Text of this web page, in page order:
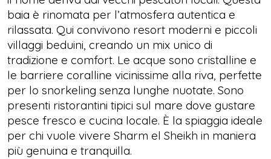
baia è rinomata per l’atmosfera autentica e
rilassata. Qui convivono resort moderni e piccoli
villaggi beduini, creando un mix unico di
tradizione e comfort. Le acque sono cristalline e
le barriere coralline vicinissime alla riva, perfette
per lo snorkeling senza lunghe nuotate. Sono
presenti ristorantini tipici sul mare dove gustare
pesce fresco e cucina locale. È la spiaggia ideale
per chi vuole vivere Sharm el Sheikh in maniera
più genuina e tranquilla.